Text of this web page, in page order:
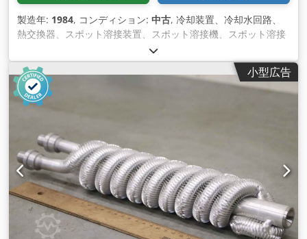
製造年: 1984, コンディション: 中古, 冷却装置、冷却水回路、
熱交換器、スポット溶接装置、スポット溶接機、スポット溶接
システム、スポット溶接銃のための冷却 -モバイル版。 -接続。
1/2 "インチ -冷却ユニット出力0.33kW Csdsdz Aq Uopfx Aa
Ejrf -水量の流れ。500 l/h -寸法図。895/600/H1020 mm -重
量：156kg
小型広告